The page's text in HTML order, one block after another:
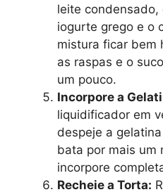
leite
iogurte grego e o
mistura ficar bem
as raspas e o
um pouco.
Incorpore a
liquidificador em
despeje a
bata por mais um
incorpore
Recheie a Torta: